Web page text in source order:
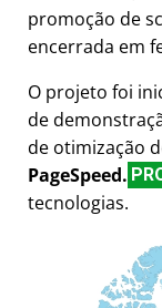
promoção de
encerrada em
O projeto foi
de
de otimização
PageSpeed.
tecnologias.